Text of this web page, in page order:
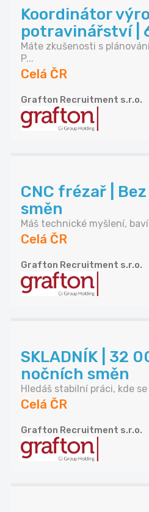
Koordinátor
potravinářství |
Máte zkušenosti s
P...
Celá ČR
Grafton Recruitment s.r.o.
CNC frézař |
směn
Máš technické myšlení,
Celá ČR
Grafton Recruitment s.r.o.
SKLADNÍK | 32
nočních směn
Hledáš stabilní práci, kde
Celá ČR
Grafton Recruitment s.r.o.